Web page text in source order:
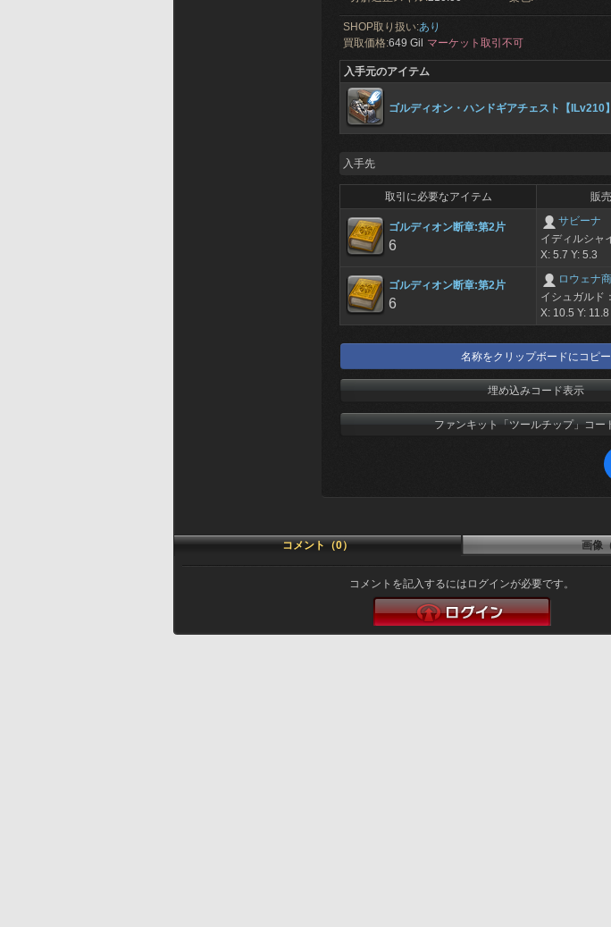
SHOP取り扱い:あり
買取価格:649 Gil マーケット取引不可
入手元のアイテム
ゴルディオン・ハンドギアチェスト【ILv210】
入手先
取引に必要なアイテム 販
ゴルディオン断章:第2片
6
サビーナ
イディルシャ
X: 5.7 Y: 5.3
ゴルディオン断章:第2片
6
ロウェナ
イシュガルド
X: 10.5 Y: 11.8
名称をクリップボードにコピー
埋め込みコード表示
ファンキット「ツールチップ」コー
コメント（0） 画像
コメントを記入するにはログインが必要です。